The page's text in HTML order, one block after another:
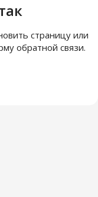
страницу или
обратной связи.